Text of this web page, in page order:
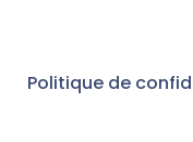
Politique de